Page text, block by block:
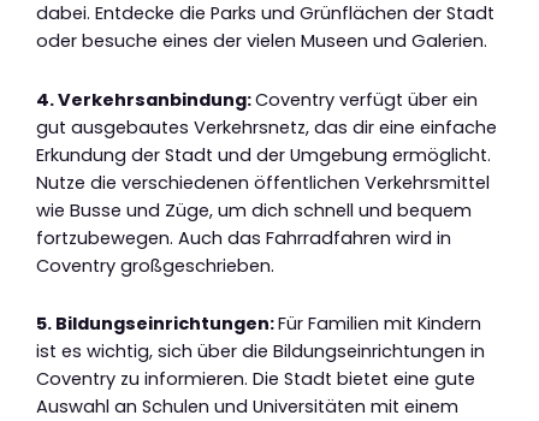
dabei. Entdecke die Parks und Grünflächen der Stadt
oder besuche eines der vielen Museen und Galerien.
4. Verkehrsanbindung:Coventry verfügt über ein
gut ausgebautes Verkehrsnetz, das dir eine einfache
Erkundung der Stadt und der Umgebung ermöglicht.
Nutze die verschiedenen öffentlichen Verkehrsmittel
wie Busse und Züge, um dich schnell und bequem
fortzubewegen. Auch das Fahrradfahren wird in
Coventry großgeschrieben.
5. Bildungseinrichtungen:Für Familien mit Kindern
ist es wichtig, sich über die Bildungseinrichtungen in
Coventry zu informieren. Die Stadt bietet eine gute
Auswahl an Schulen und Universitäten mit einem